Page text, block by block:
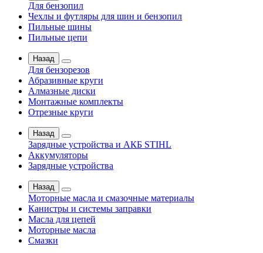
Для бензопил
Чехлы и футляры для шин и бензопил
Пильные шины
Пильные цепи
Назад
Для бензорезов
Абразивные круги
Алмазные диски
Монтажные комплекты
Отрезные круги
Назад
Зарядные устройства и АКБ STIHL
Аккумуляторы
Зарядные устройства
Назад
Моторные масла и смазочные материалы
Канистры и системы заправки
Масла для цепей
Моторные масла
Смазки